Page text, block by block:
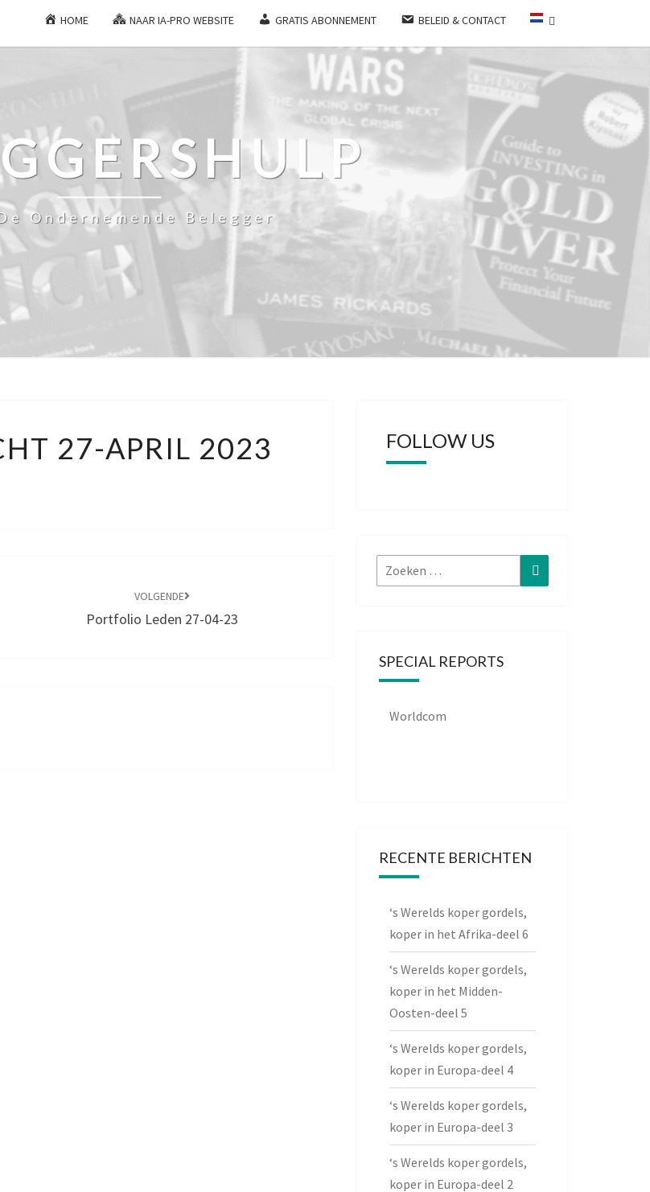
HOME NAAR IA-PRO WEBSITE GRATIS ABONNEMENT BELEID & CONTACT
Ondernemende Belegger
27-APRIL 2023
VOLGENDE
Portfolio Leden 27-04-23
FOLLOW US
Zoeken
naar:
Zoeken
SPECIAL REPORTS
Worldcom
RECENTE BERICHTEN
‘s Werelds koper gordels,
koper in het Afrika-deel 6
‘s Werelds koper gordels,
koper in het Midden-
Oosten-deel 5
‘s Werelds koper gordels,
koper in Europa-deel 4
‘s Werelds koper gordels,
koper in Europa-deel 3
‘s Werelds koper gordels,
koper in Europa-deel 2